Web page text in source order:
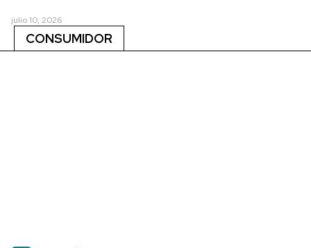
julio 10, 2026
CONSUMIDOR